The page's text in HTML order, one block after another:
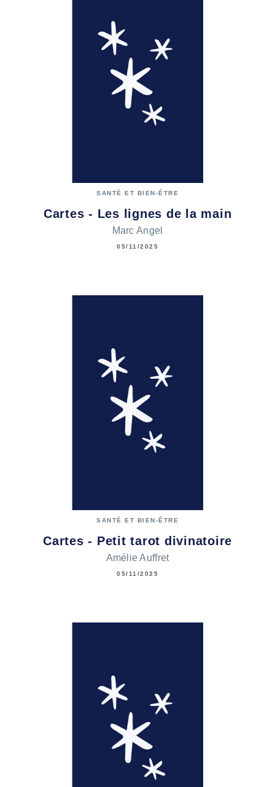
SANTÉ ET BIEN-ÊTRE
Cartes - Les lignes de la main
Marc Angel
05/11/2025
SANTÉ ET BIEN-ÊTRE
Cartes - Petit tarot divinatoire
Amélie Auffret
05/11/2025